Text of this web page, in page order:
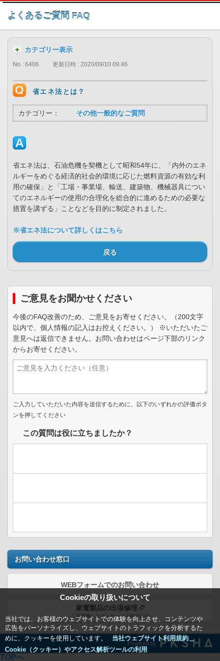
このページの本文へ
よくあるご質問 FAQ
Cookieの取り扱いについて
当社では、お客様のウェブサイトでの体験を向上させ、コンテンツや
広告をパーソナライズし、ウェブサイトのトラフィックを分析するた
めに、クッキーを使用しています。
当社ウェブサイト利用規約＿
Cookie（クッキー）やアクセス解析ツールの利用
カテゴリー表示
No : 6406 更新日時 : 2020/09/10 09:46
省エネ法とは？
カテゴリー： その他一般的なご質問
省エネ法は、石油危機を契機として昭和54年に、「内外のエネ
ルギーをめぐる経済的社会的環境に応じた燃料資源の有効な利
用の確保」と「工場・事業場、輸送、建築物、機械器具につい
てのエネルギーの使用の合理化を総合的に進めるための必要な
措置を講ずる」ことなどを目的に制定されました。
※省エネ法について詳しくはこちら
戻る
ご意見をお聞かせください
今後のFAQ改善のため、ご意見をお寄せください。（200文字
以内で、個人情報の記入はお控えください。） ※いただいたご
意見へは返信できません。お問い合わせはページ下部のリンク
からお寄せください。
ご入力していただいた内容を送信するために、以下のいずれかの評価ボタ
ンを押してください
この質問は役に立ちましたか？
お問い合わせ窓口
WEBフォームでのお問い合わせ
家電製品の出張修理
（三菱電機システムサービス株式会社）
Powered by
TOPへ